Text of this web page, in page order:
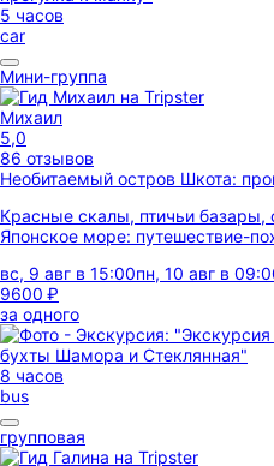
5 часов
car
Мини-группа
Михаил
5,0
86 отзывов
Необитаемый остров Шкота:
Красные скалы, птичьи базары,
Японское море: путешествие-
вс, 9 авг в 15:00пн, 10 авг в
9600 ₽
за одного
8 часов
bus
групповая